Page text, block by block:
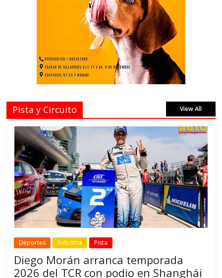
Pista y Circuito View All
Deportes Industria Pista
Diego Morán arranca temporada
2026 del TCR con podio en Shanghái